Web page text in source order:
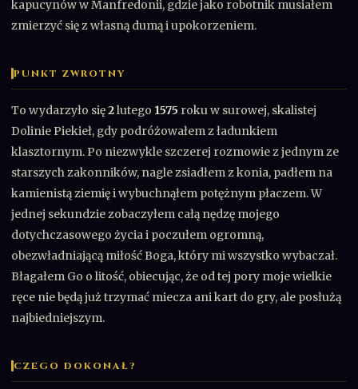
kapucynów w Manfredonii, gdzie jako robotnik musiałem
zmierzyć się z własną dumą i upokorzeniem.
PUNKT ZWROTNY
To wydarzyło się2lutego 1575 roku w surowej, skalistej
Dolinie Piekieł, gdy podróżowałem z ładunkiem
klasztornym. Po niezwykle szczerej rozmowie z jednym ze
starszych zakonników, nagle zsiadłem z konia, padłem na
kamienistą ziemię i wybuchnąłem potężnym płaczem. W
jednej sekundzie zobaczyłem całą nędzę mojego
dotychczasowego życia i poczułem ogromną,
obezwładniającą miłość Boga, który mi wszystko wybaczał.
Błagałem Go o litość, obiecując, że od tej pory moje wielkie
ręce nie będą już trzymać miecza ani kart do gry, ale posłużą
najbiedniejszym.
CZEGO DOKONAŁ?